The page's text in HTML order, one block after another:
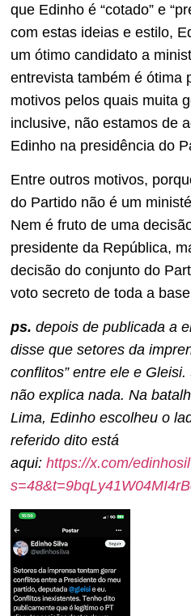
que Edinho é “cotado” e
com estas ideias e estilo,
um ótimo candidato a
entrevista também é ótima
motivos pelos quais muita
inclusive, não estamos de
Edinho na presidência do
Entre outros motivos,
do Partido não é um
Nem é fruto de uma
presidente da República,
decisão do conjunto do
voto secreto de toda a
ps. depois de publicada a
disse que setores da
conflitos” entre ele e
não explica nada. Na
Lima, Edinho escolheu o
referido dito está
aqui: https://x.com/